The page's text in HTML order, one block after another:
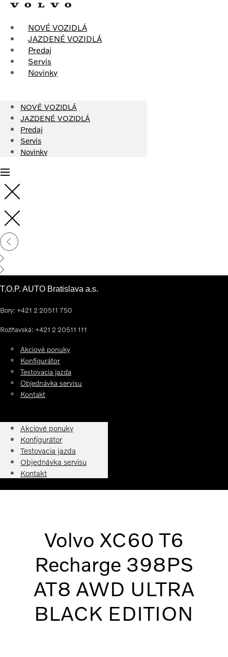
Skip
contentNOVÉ VOZIDLÁ
JAZDENÉ VOZIDLÁ
Predaj
Servis
Novinky
NOVÉ VOZIDLÁ
JAZDENÉ VOZIDLÁ
Predaj
Servis
Novinky
T.O.P. AUTO Bratislava a.s.
Bory: +421 2 20511 750
Rožňavská: +421 2 20511 111
Akciové ponuky
Konfigurátor
Testovacia jazda
Objednávka servisu
Kontakt
Akciové ponuky
Konfigurátor
Testovacia jazda
Objednávka servisu
Kontakt
Volvo XC60 T6
Recharge 398PS
AT8 AWD ULTRA
BLACK EDITION